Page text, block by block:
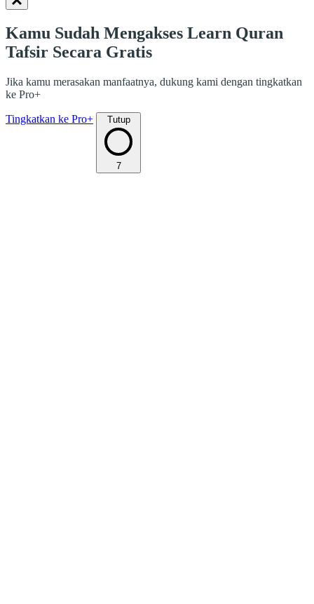
Kamu Sudah Mengakses Learn Quran
Tafsir Secara Gratis
Jika kamu merasakan manfaatnya, dukung kami dengan tingkatkan
ke Pro+
Tingkatkan ke Pro+ Tutup
7